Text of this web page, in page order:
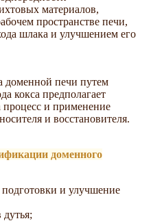
материалов,
пространстве печи,
шлака и улучшением его
доменной печи путем
кокса предполагает
процесс и применение
и восстановителя.
доменного
и улучшение